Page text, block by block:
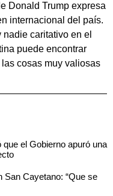
Donald Trump expresa
internacional del país.
nadie caritativo en el
puede encontrar
cosas muy valiosas
el Gobierno apuró una
Cayetano: “Que se